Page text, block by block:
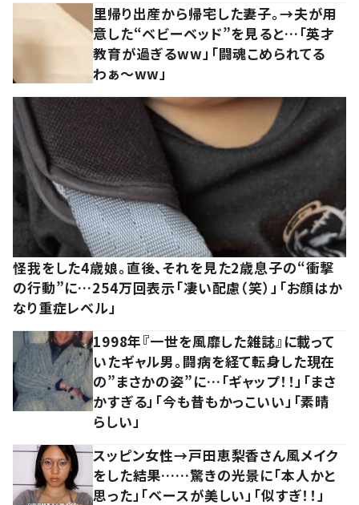
里帰り出産から帰宅した妻子。→夫が用
意した“ベビーベッド”を見ると…「英才
教育が過ぎるww」「闘魂こめられてる
わぁ～ww」
怪我をした4歳娘。直後、それを見た2歳息子の“衝撃
の行動”に…254万回表示「凄い配慮（笑）」「お顔はか
なり重症レベル」
1998年『一世を風靡した雑誌』に載って
いたギャル男。闘病を経て転身した現在
の”まさかの姿”に…「ギャップ！！」「まさ
かすぎる」「今も昔もかっこいい」「素晴
らしい」
スッピン女性→戸田恵梨香さん風メイク
をした結果……驚きの光景に「本人かと
思った」「ベースが美しい」「似すぎ！！」